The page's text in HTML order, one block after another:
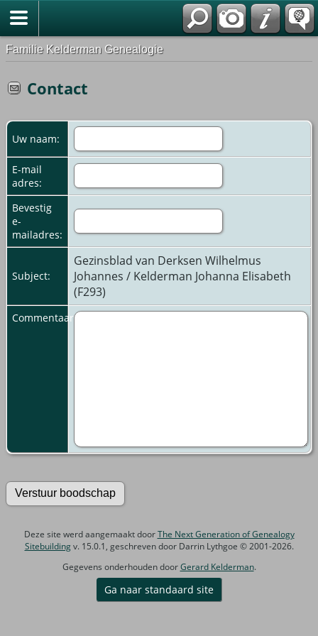
Familie Kelderman Genealogie
Contact
Uw naam:
E-mail
adres:
Bevestig
e-
mailadres:
Subject:
Gezinsblad van Derksen Wilhelmus
Johannes / Kelderman Johanna Elisabeth
(F293)
Commentaar:
Deze site werd aangemaakt doorThe Next Generation of Genealogy
Sitebuildingv. 15.0.1, geschreven door Darrin Lythgoe © 2001-2026.
Gegevens onderhouden doorGerard Kelderman.
Ga naar standaard site